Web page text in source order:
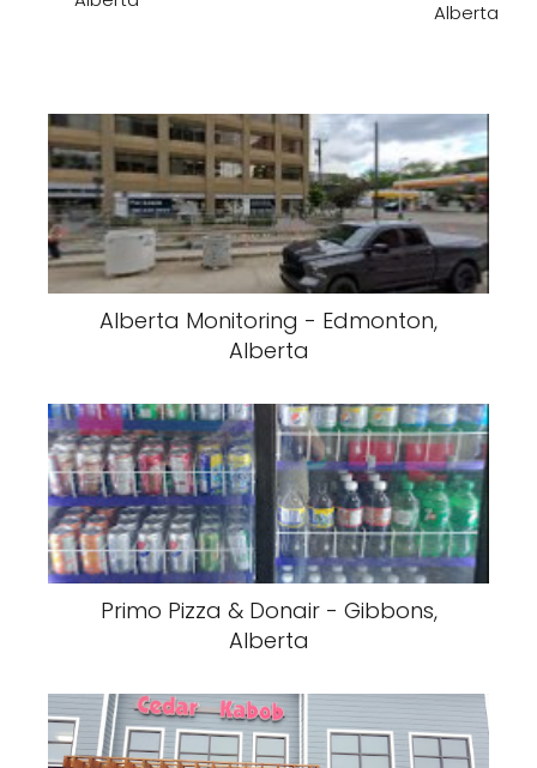
Alberta
Alberta Monitoring - Edmonton,
Alberta
Primo Pizza & Donair - Gibbons,
Alberta